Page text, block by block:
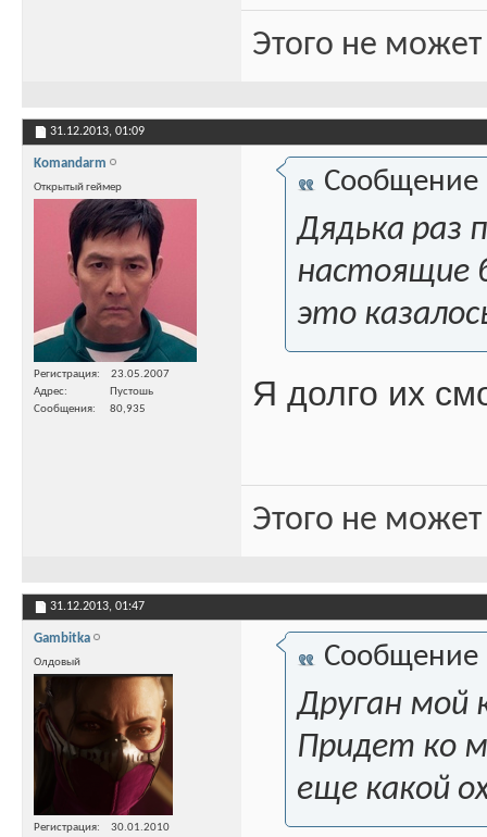
Этого не
31.12.2013, 01:09
Komandarm
Открытый геймер
Регистрация
23.05.2007
Адрес
Пустошь
Сообщения
80,935
Сообщение
Дядька раз
настоящие
это
Я долго их
Этого не
31.12.2013, 01:47
Gambitka
Олдовый
Регистрация
30.01.2010
Сообщение
Друган мой
Придет ко
еще какой